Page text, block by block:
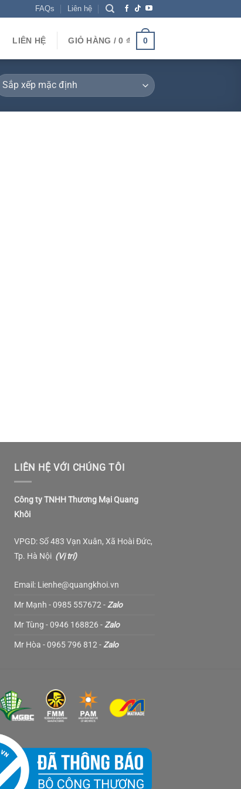
FAQs Liên hệ
LIÊN HỆ GIỎ HÀNG /0 ₫ 0
LIÊN HỆ VỚI CHÚNG TÔI
Công ty TNHH Thương Mại Quang
Khôi
VPGD: Số 483 Vạn Xuân, Xã Hoài Đức,
Tp. Hà Nội (Vị trí)
Email: Lienhe@quangkhoi.vn
Mr Mạnh - 0985 557672 - Zalo
Mr Tùng - 0946 168826 - Zalo
Mr Hòa - 0965 796 812 - Zalo